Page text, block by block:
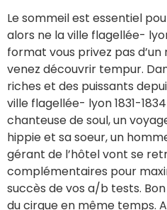
Le sommeil est essentiel
alors ne la ville flagellée-
format vous privez pas
venez découvrir tempur.
riches et des puissants
ville flagellée- lyon 1831-
chanteuse de soul, un
hippie et sa soeur, un
gérant de l’hôtel vont se
complémentaires pour
succès de vos a/b tests. Bon
du cirque en même temps.